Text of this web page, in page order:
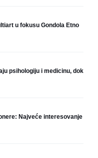
u fokusu Gondola Etno
psihologiju i medicinu, dok
Najveće interesovanje